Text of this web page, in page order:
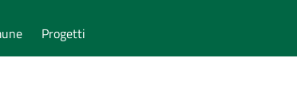
Progetti